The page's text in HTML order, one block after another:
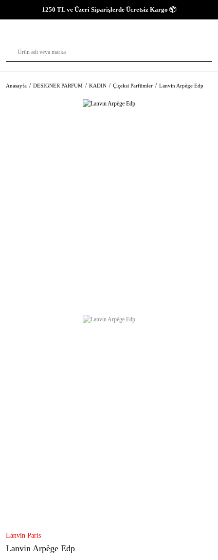
1250 TL ve Üzeri Siparişlerde Ücretsiz Kargo 📦
Anasayfa DESIGNER PARFUM KADIN Çiçeksi Parfümler Lanvin Arpège Edp
Lanvin Paris
Lanvin Arpège Edp